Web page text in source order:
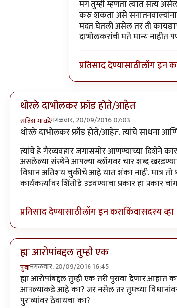
In reply toसहमत आहेby
मग तुम्ही म्हणता त्यात सत्य
करु शकता असे सनातनवाल्यांना
मदत घेतली असेल तर ती
दाभोलकरांची मते मान्य नाहीत
प्रतिसाद देण्यासाठीलॉग इन
थोरले दाभोलकर फ्रॉड होते/आहेत
सतिश गावडेमंगळवार, 20/09/2016 07:03
In reply toप्रकाश घाटपांडे,byगामा पैलवान
थोरले दाभोलकर फ्रॉड होते/आहेत. त्यांचे साधना
त्यांचे हे गैरव्यवहार जगासमोर आणण्याच्या दिशेने
असलेल्या संस्थेने आपल्या ब्लॉगवर चार शब्द
विधान अतिशय चुकीचे आहे यात शंका नाही. मात्र
कार्यकर्त्यावर शिंतोडे उडवण्याचा प्रकार हा प्रकार
प्रतिसाद देण्यासाठीलॉग इन कराकिंवासदस्य व्हा
ह्या आरोपांबद्दल तुम्ही एक
पुंबामंगळवार, 20/09/2016 16:45
In reply toप्रकाश घाटपांडे,byगामा पैलवान
ह्या आरोपांबद्दल तुम्ही एक तरी पुरावा देणार आहात
आपल्याकडे आहे का? जर नसेल तर तुमच्या
पुराव्यांवर ठेवायचा का?